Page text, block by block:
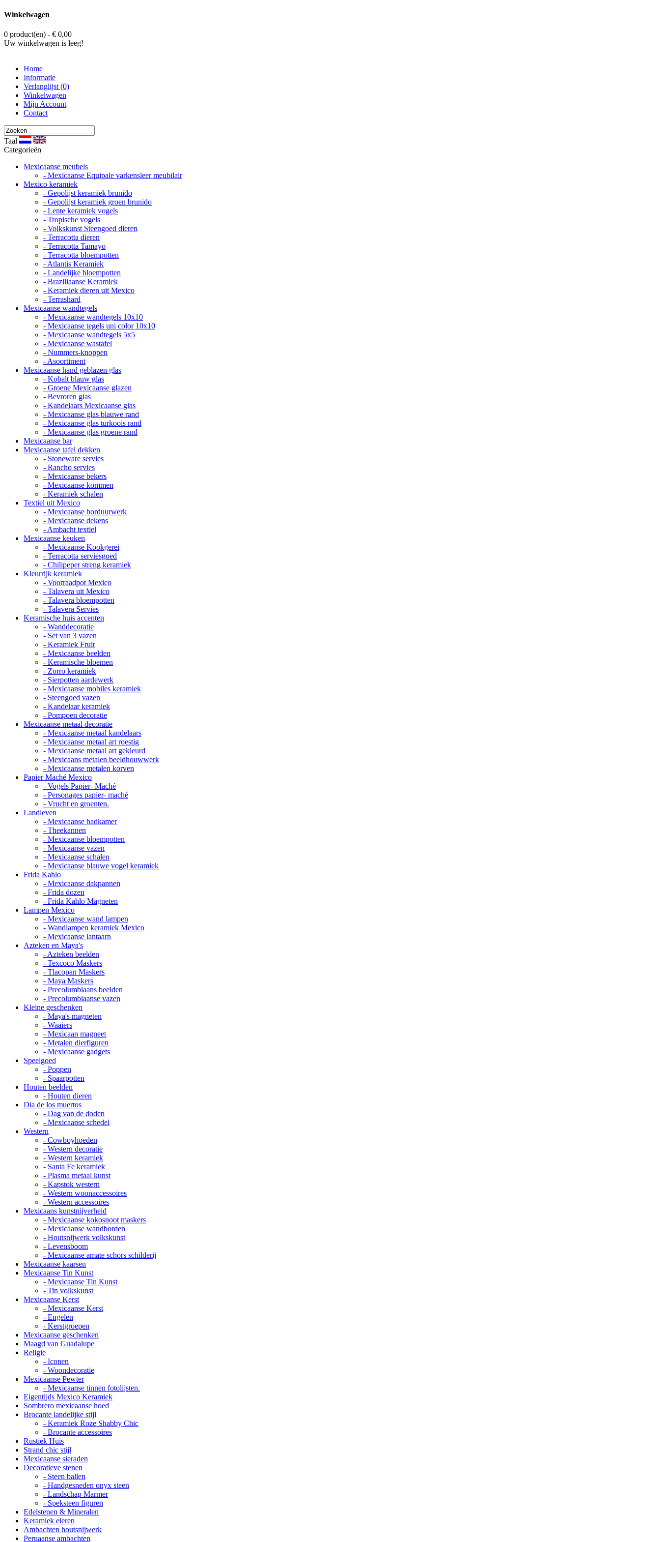
Winkelwagen
0 product(en) - € 0,00
Uw winkelwagen is leeg!
Home
Informatie
Verlanglijst (0)
Winkelwagen
Mijn Account
Contact
Taal
Categorieën
Mexicaanse meubels
- Mexicaanse Equipale varkensleer meubilair
Mexico keramiek
- Gepolijst keramiek brunido
- Gepolijst keramiek groen brunido
- Lente keramiek vogels
- Tropische vogels
- Volkskunst Steengoed dieren
- Terracotta dieren
- Terracotta Tamayo
- Terracotta bloempotten
- Atlantis Keramiek
- Landelijke bloempotten
- Braziliaanse Keramiek
- Keramiek dieren uit Mexico
- Terrashard
Mexicaanse wandtegels
- Mexicaanse wandtegels 10x10
- Mexicaanse tegels uni color 10x10
- Mexicaanse wandtegels 5x5
- Mexicaanse wastafel
- Nummers-knoppen
- Asoortiment
Mexicaanse hand geblazen glas
- Kobalt blauw glas
- Groene Mexicaanse glazen
- Bevroren glas
- Kandelaars Mexicaanse glas
- Mexicaanse glas blauwe rand
- Mexicaanse glas turkoois rand
- Mexicaanse glas groene rand
Mexicaanse bar
Mexicaanse tafel dekken
- Stoneware servies
- Rancho servies
- Mexicaanse bekers
- Mexicaanse kommen
- Keramiek schalen
Textiel uit Mexico
- Mexicaanse borduurwerk
- Mexicaanse dekens
- Ambacht textiel
Mexicaanse keuken
- Mexicaanse Kookgerei
- Terracotta serviesgoed
- Chilipeper streng keramiek
Kleurrijk keramiek
- Voorraadpot Mexico
- Talavera uit Mexico
- Talavera bloempotten
- Talavera Servies
Keramische huis accenten
- Wanddecoratie
- Set van 3 vazen
- Keramiek Fruit
- Mexicaanse beelden
- Keramische bloemen
- Zorro keramiek
- Sierpotten aardewerk
- Mexicaanse mobiles keramiek
- Steengoed vazen
- Kandelaar keramiek
- Pompoen decoratie
Mexicaanse metaal decoratie
- Mexicaanse metaal kandelaars
- Mexicaanse metaal art roestig
- Mexicaanse metaal art gekleurd
- Mexicaans metalen beeldhouwwerk
- Mexicaanse metalen korven
Papier Maché Mexico
- Vogels Papier- Maché
- Personages papier- maché
- Vrucht en groenten.
Landleven
- Mexicaanse badkamer
- Theekannen
- Mexicaanse bloempotten
- Mexicaanse vazen
- Mexicaanse schalen
- Mexicaanse blauwe vogel keramiek
Frida Kahlo
- Mexicaanse dakpannen
- Frida dozen
- Frida Kahlo Magneten
Lampen Mexico
- Mexicaanse wand lampen
- Wandlampen keramiek Mexico
- Mexicaanse lantaarn
Azteken en Maya's
- Azteken beelden
- Texcoco Maskers
- Tlacopan Maskers
- Maya Maskers
- Precolumbiaans beelden
- Precolumbiaanse vazen
Kleine geschenken
- Maya's magneten
- Waaiers
- Mexicaan magneet
- Metalen dierfiguren
- Mexicaanse gadgets
Speelgoed
- Poppen
- Spaarpotten
Houten beelden
- Houten dieren
Dia de los muertos
- Dag van de doden
- Mexicaanse schedel
Western
- Cowboyhoeden
- Western decoratie
- Western keramiek
- Santa Fe keramiek
- Plasma metaal kunst
- Kapstok western
- Western woonaccessoires
- Western accessoires
Mexicaans kunstnijverheid
- Mexicaanse kokosnoot maskers
- Mexicaanse wandborden
- Houtsnijwerk volkskunst
- Levensboom
- Mexicaanse amate schors schilderij
Mexicaanse kaarsen
Mexicaanse Tin Kunst
- Mexicaanse Tin Kunst
- Tin volkskunst
Mexicaanse Kerst
- Mexicaanse Kerst
- Engelen
- Kerstgroepen
Mexicaanse geschenken
Maagd van Guadalupe
Religie
- Iconen
- Woondecoratie
Mexicaanse Pewter
- Mexicaanse tinnen fotolijsten.
Eigentijds Mexico Keramiek
Sombrero mexicaanse hoed
Brocante landelijke stijl
- Keramiek Roze Shabby Chic
- Brocante accessoires
Rustiek Huis
Strand chic stijl
Mexicaanse sieraden
Decoratieve stenen
- Steen ballen
- Handgesneden onyx steen
- Landschap Marmer
- Speksteen figuren
Edelstenen & Mineralen
Keramiek eieren
Ambachten houtsnijwerk
Peruaanse ambachten